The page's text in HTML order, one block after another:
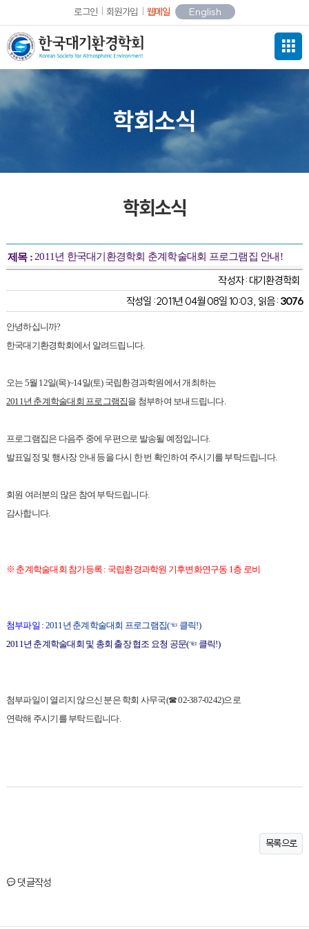
로그인 회원가입 웹메일 English
학회소식
학회소식
제목 :2011년 한국대기환경학회 춘계학술대회 프로그램집 안내!
작성자 : 대기환경학회
작성일 : 2011년 04월 08일 10:03 , 읽음 : 3076
안녕하십니까?
한국대기환경학회에서 알려드립니다.
오는 5월 12일(목)~14일(토) 국립환경과학원에서 개최하는
2011년 춘계학술대회 프로그램집을 첨부하여 보내드립니다.
프로그램집은 다음주 중에 우편으로 발송될 예정입니다.
발표일정 및 행사장 안내 등을 다시 한 번 확인하여 주시기를 부탁드립니다.
회원 여러분의 많은 참여 부탁드립니다.
감사합니다.
※ 춘계학술대회 참가등록 : 국립환경과학원 기후변화연구동 1층 로비
첨부파일 : 2011년 춘계학술대회 프로그램집(☜ 클릭!)
2011년 춘계학술대회 및 총회 출장 협조 요청 공문(☜ 클릭!)
첨부파일이 열리지 않으신 분은 학회 사무국(☎ 02-387-0242)으로
연락해 주시기를 부탁드립니다.
목록으로
댓글작성